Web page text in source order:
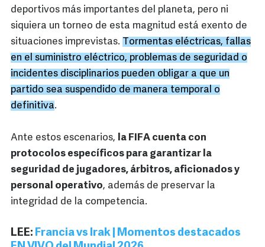
deportivos más importantes del planeta, pero ni
siquiera un torneo de esta magnitud está exento de
situaciones imprevistas. Tormentas eléctricas, fallas
en el suministro eléctrico, problemas de seguridad o
incidentes disciplinarios pueden obligar a que un
partido sea suspendido de manera temporal o
definitiva.
Ante estos escenarios, la FIFA cuenta con
protocolos específicos para garantizar la
seguridad de jugadores, árbitros, aficionados y
personal operativo, además de preservar la
integridad de la competencia.
LEE: Francia vs Irak | Momentos destacados